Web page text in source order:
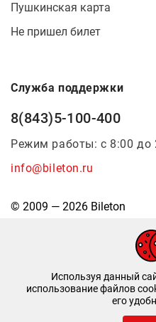
Пушкинская карта
Не пришел билет
Служба поддержки
8(843)5-100-400
Режим работы: с 8:00 до
info@bileton.ru
© 2009 — 2026 Bileton
Используя данный
использование файлов
его